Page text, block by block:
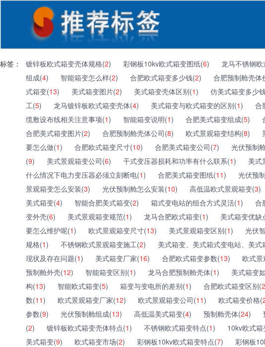
标签： 镀锌板欧式箱变壳体规格(2) 彩钢板10kv欧式箱变图纸(6) 龙马不锈钢欧
组成(4) 智能箱变怎么样(2) 合肥欧式箱变多少钱(2) 合肥预制舱壳体
式箱变(13) 美式箱变图片(2) 美式箱变壳体区别(1) 仿美式箱变多少
工(5) 龙马镀锌板欧式箱变壳体(4) 美式箱变与欧式箱变的区别(1) 合
缆敷设布线相关注意事项(1) 智能箱变说明(1) 合肥美式箱变组成(5)
合肥美式箱变图片(2) 合肥预制舱壳体公司(8) 欧式景观箱变结构(8)
要怎么做(1) 合肥欧式箱变尺寸(10) 合肥美式箱变公司(7) 光伏预制
(9) 美式景观箱变公司(6) 干式变压器损耗和功率有什么联系(1) 美式
什么情况下电力变压器必须立刻断电(1) 合肥美式箱变图纸(11) 光伏预
景观箱变怎么安装(3) 光伏预制舱怎么安装(10) 高低温欧式景观箱变(3)
美式箱变(4) 智能合肥美式箱变(2) 箱式变电站的组合方式灵活(1) 合
变外壳(6) 美式景观箱变规范(1) 龙马合肥欧式箱变(1) 美式箱变优缺
要怎么维护呢(1) 欧式景观箱变尺寸(13) 美式景观箱变区别(1) 光伏
规格(1) 不锈钢欧式景观箱变施工(2) 美式箱变、美式箱式变电站、美式
现状及存在问题(1) 美式箱变厂家(16) 合肥欧式箱变参数(13) 欧式景
预制舱外壳(12) 智能箱变区别(1) 龙马合肥预制舱壳体(1) 美式箱变
构(13) 智能欧式箱变(5) 箱变与变电所的差别(1) 合肥欧式箱变区别(2
数(11) 欧式景观箱变厂家(12) 欧式景观箱变公司(11) 欧式箱变价格(
参数(9) 光伏预制舱组成(13) 高低温美式箱变(4) 预制舱壳体(24)
(2) 镀锌板欧式箱变壳体特点(1) 不锈钢欧式箱变特点(1) 10kv欧式
美式箱变(9) 欧式箱变市场(2) 彩钢板10kv欧式箱变特点(7) 彩钢板